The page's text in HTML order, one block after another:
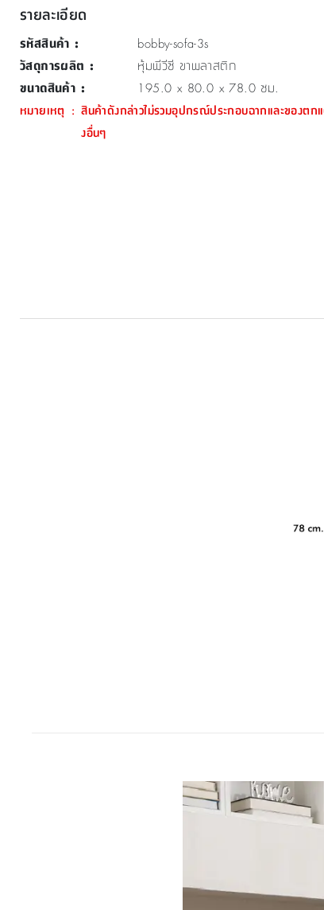
รายละเอียด
รหัสสินค้า :
bobby-sofa-3s
วัสดุการผลิต :
หุ้มพีวีซี ขาพลาสติก
ขนาดสินค้า : 195.0 x 80.0 x 78.0 ซม.
หมายเหตุ : สินค้าดังกล่าวไม่รวมอุปกรณ์ประกอบฉากและของตก
งอื่นๆ